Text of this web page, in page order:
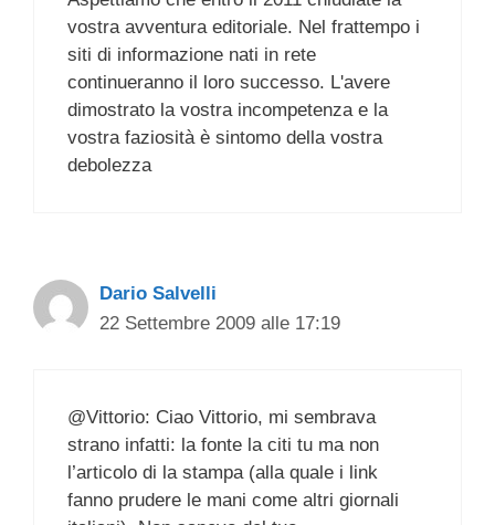
vostra avventura editoriale. Nel frattempo i
siti di informazione nati in rete
continueranno il loro successo. L'avere
dimostrato la vostra incompetenza e la
vostra faziosità è sintomo della vostra
debolezza
Dario Salvelli
22 Settembre 2009 alle 17:19
@Vittorio: Ciao Vittorio, mi sembrava
strano infatti: la fonte la citi tu ma non
l’articolo di la stampa (alla quale i link
fanno prudere le mani come altri giornali